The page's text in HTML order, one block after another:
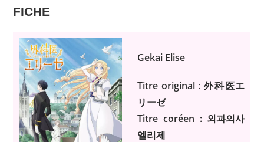
FICHE
Gekai Elise
Titre original:外科医エ
リーゼ
Titre coréen : 외과의사
엘리제